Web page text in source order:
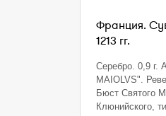
Франция.
1213 гг.
Серебро. 0,9 г.
MAIOLVS".
Бюст Святого
Клюнийского,